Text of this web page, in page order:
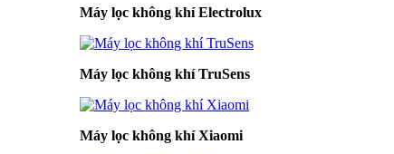
Máy lọc không khí Electrolux
Máy lọc không khí TruSens
Máy lọc không khí Xiaomi